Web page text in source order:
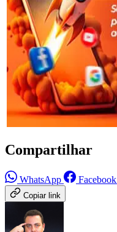
Compartilhar
WhatsApp Facebook
Copiar link